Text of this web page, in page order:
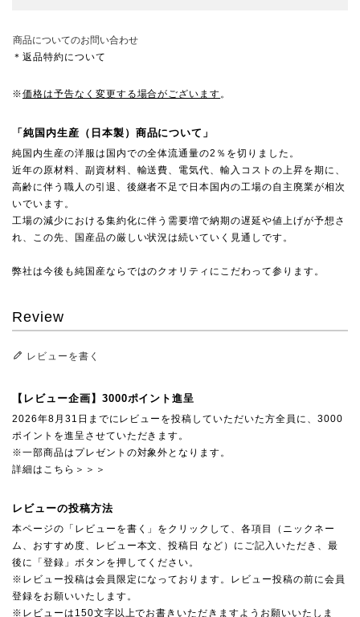
商品についてのお問い合わせ
＊返品特約について
※価格は予告なく変更する場合がございます。
「純国内生産（日本製）商品について」
純国内生産の洋服は国内での全体流通量の2％を切りました。
近年の原材料、副資材料、輸送費、電気代、輸入コストの上昇を期に、
高齢に伴う職人の引退、後継者不足で日本国内の工場の自主廃業が相次
いでいます。
工場の減少における集約化に伴う需要増で納期の遅延や値上げが予想さ
れ、この先、国産品の厳しい状況は続いていく見通しです。
弊社は今後も純国産ならではのクオリティにこだわって参ります。
Review
レビューを書く
【レビュー企画】3000ポイント進呈
2026年8月31日までにレビューを投稿していただいた方全員に、3000
ポイントを進呈させていただきます。
※一部商品はプレゼントの対象外となります。
詳細はこちら＞＞＞
レビューの投稿方法
本ページの「レビューを書く」をクリックして、各項目（ニックネー
ム、おすすめ度、レビュー本文、投稿日 など）にご記入いただき、最
後に「登録」ボタンを押してください。
※レビュー投稿は会員限定になっております。レビュー投稿の前に会員
登録をお願いいたします。
※レビューは150文字以上でお書きいただきますようお願いいたしま